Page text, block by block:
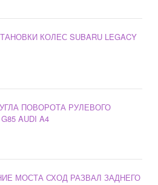
КОЛЕС SUBARU LEGACY
ПОВОРОТА РУЛЕВОГО
AUDI A4
МОСТА СХОД РАЗВАЛ ЗАДНЕГО